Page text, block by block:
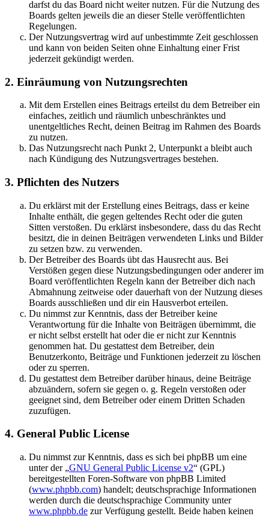
darfst du das Board nicht weiter nutzen. Für die Nutzung des
Boards gelten jeweils die an dieser Stelle veröffentlichten
Regelungen.
Der Nutzungsvertrag wird auf unbestimmte Zeit geschlossen
und kann von beiden Seiten ohne Einhaltung einer Frist
jederzeit gekündigt werden.
2. Einräumung von Nutzungsrechten
Mit dem Erstellen eines Beitrags erteilst du dem Betreiber ein
einfaches, zeitlich und räumlich unbeschränktes und
unentgeltliches Recht, deinen Beitrag im Rahmen des Boards
zu nutzen.
Das Nutzungsrecht nach Punkt 2, Unterpunkt a bleibt auch
nach Kündigung des Nutzungsvertrages bestehen.
3. Pflichten des Nutzers
Du erklärst mit der Erstellung eines Beitrags, dass er keine
Inhalte enthält, die gegen geltendes Recht oder die guten
Sitten verstoßen. Du erklärst insbesondere, dass du das Recht
besitzt, die in deinen Beiträgen verwendeten Links und Bilder
zu setzen bzw. zu verwenden.
Der Betreiber des Boards übt das Hausrecht aus. Bei
Verstößen gegen diese Nutzungsbedingungen oder anderer im
Board veröffentlichten Regeln kann der Betreiber dich nach
Abmahnung zeitweise oder dauerhaft von der Nutzung dieses
Boards ausschließen und dir ein Hausverbot erteilen.
Du nimmst zur Kenntnis, dass der Betreiber keine
Verantwortung für die Inhalte von Beiträgen übernimmt, die
er nicht selbst erstellt hat oder die er nicht zur Kenntnis
genommen hat. Du gestattest dem Betreiber, dein
Benutzerkonto, Beiträge und Funktionen jederzeit zu löschen
oder zu sperren.
Du gestattest dem Betreiber darüber hinaus, deine Beiträge
abzuändern, sofern sie gegen o. g. Regeln verstoßen oder
geeignet sind, dem Betreiber oder einem Dritten Schaden
zuzufügen.
4. General Public License
Du nimmst zur Kenntnis, dass es sich bei phpBB um eine
unter der „GNU General Public License v2“ (GPL)
bereitgestellten Foren-Software von phpBB Limited
(www.phpbb.com) handelt; deutschsprachige Informationen
werden durch die deutschsprachige Community unter
www.phpbb.de zur Verfügung gestellt. Beide haben keinen